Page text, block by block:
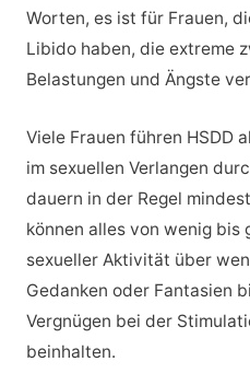
Worten, es ist für Frauen,
Libido haben, die extreme
Belastungen und Ängste
Viele Frauen führen HSDD
im sexuellen Verlangen
dauern in der Regel
können alles von wenig bis
sexueller Aktivität über
Gedanken oder Fantasien
Vergnügen bei der
beinhalten.